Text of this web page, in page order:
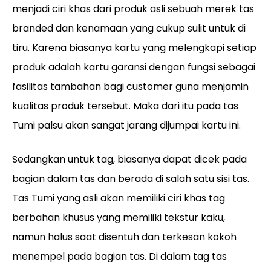
menjadi ciri khas dari produk asli sebuah merek tas
branded dan kenamaan yang cukup sulit untuk di
tiru. Karena biasanya kartu yang melengkapi setiap
produk adalah kartu garansi dengan fungsi sebagai
fasilitas tambahan bagi customer guna menjamin
kualitas produk tersebut. Maka dari itu pada tas
Tumi palsu akan sangat jarang dijumpai kartu ini.
Sedangkan untuk tag, biasanya dapat dicek pada
bagian dalam tas dan berada di salah satu sisi tas.
Tas Tumi yang asli akan memiliki ciri khas tag
berbahan khusus yang memiliki tekstur kaku,
namun halus saat disentuh dan terkesan kokoh
menempel pada bagian tas. Di dalam tag tas